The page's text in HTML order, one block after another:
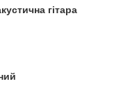
гітара